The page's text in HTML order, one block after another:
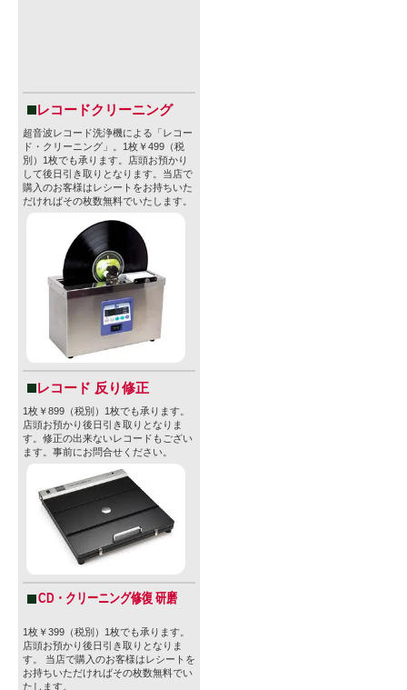
レコードクリーニング
超音波レコード洗浄機による「レコー
ド・クリーニング」。1枚￥499（税
別）1枚でも承ります。店頭お預かり
して後日引き取りとなります。当店で
購入のお客様はレシートをお持ちいた
だければその枚数無料でいたします。
レコード 反り修正
1枚￥899（税別）1枚でも承ります。
店頭お預かり後日引き取りとなりま
す。修正の出来ないレコードもござい
ます。事前にお問合せください。
CD・クリーニング修復 研磨
1枚￥399（税別）1枚でも承ります。
店頭お預かり後日引き取りとなりま
す。 当店で購入のお客様はレシートを
お持ちいただければその枚数無料でい
たします。